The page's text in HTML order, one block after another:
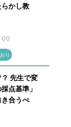
かし教
り
先生で変
点基準」
き合うべ